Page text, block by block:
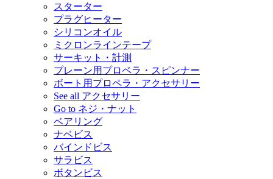
スターター
プラグヒーター
シリコンオイル
ミクロンラインテープ
サーキット・計測
プレーン用プロペラ・スピンナー
ボート用プロペラ・アクセサリー
See all アクセサリー
Go to ネジ・ナット
ベアリング
ナベビス
バインドビス
サラビス
ボタンビス